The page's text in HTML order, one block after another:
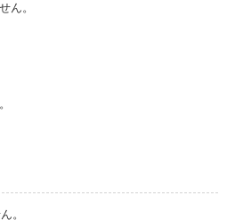
とが出来て
さま
、
のラブストーリー」で紹介してい
ん。
。